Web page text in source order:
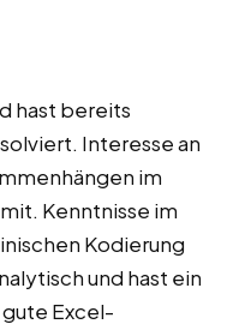
hast bereits
Interesse an
im
Kenntnisse im
Kodierung
und hast ein
Excel-